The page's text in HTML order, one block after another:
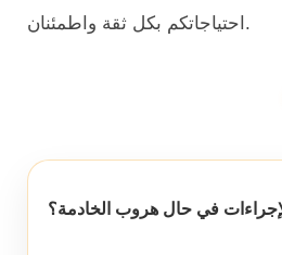
احتياجاتكم بكل ثقة واطمئنان.
في حال هروب الخادمة؟